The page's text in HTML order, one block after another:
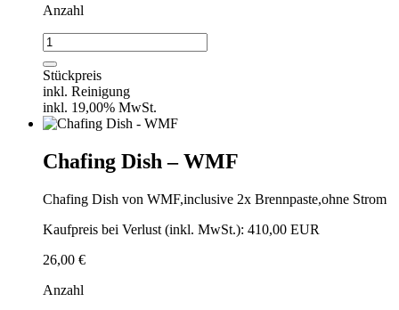
Anzahl
Chafing
Dish
Einsatz
Menge
Stückpreis
inkl. Reinigung
inkl. 19,00% MwSt.
Chafing Dish – WMF
Chafing Dish von WMF,inclusive 2x Brennpaste,ohne Strom
Kaufpreis bei Verlust (inkl. MwSt.): 410,00 EUR
26,00 €
Anzahl